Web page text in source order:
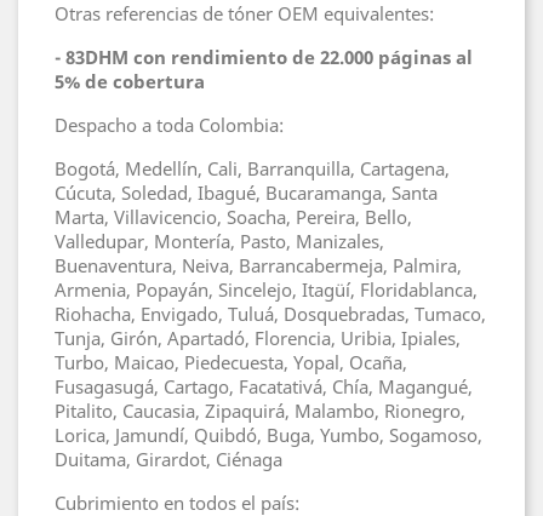
Otras referencias de tóner OEM equivalentes:
- 83DHM con rendimiento de 22.000 páginas al
5% de cobertura
Despacho a toda Colombia:
Bogotá, Medellín, Cali, Barranquilla, Cartagena,
Cúcuta, Soledad, Ibagué, Bucaramanga, Santa
Marta, Villavicencio, Soacha, Pereira, Bello,
Valledupar, Montería, Pasto, Manizales,
Buenaventura, Neiva, Barrancabermeja, Palmira,
Armenia, Popayán, Sincelejo, Itagüí, Floridablanca,
Riohacha, Envigado, Tuluá, Dosquebradas, Tumaco,
Tunja, Girón, Apartadó, Florencia, Uribia, Ipiales,
Turbo, Maicao, Piedecuesta, Yopal, Ocaña,
Fusagasugá, Cartago, Facatativá, Chía, Magangué,
Pitalito, Caucasia, Zipaquirá, Malambo, Rionegro,
Lorica, Jamundí, Quibdó, Buga, Yumbo, Sogamoso,
Duitama, Girardot, Ciénaga
Cubrimiento en todos el país: